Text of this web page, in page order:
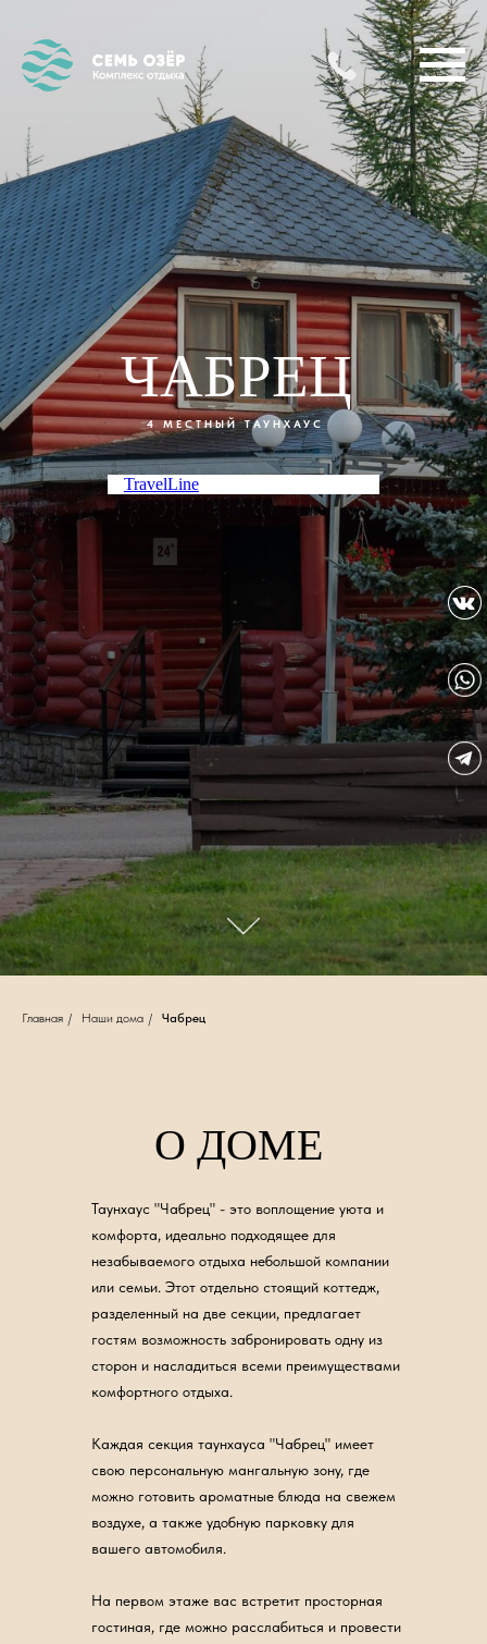
ЧАБРЕЦ
4 МЕСТНЫЙ ТАУНХАУС
TravelLine
Главная / Наши дома / Чабрец
О ДОМЕ
Таунхаус "Чабрец" - это воплощение уюта и
комфорта, идеально подходящее для
незабываемого отдыха небольшой компании
или семьи. Этот отдельно стоящий коттедж,
разделенный на две секции, предлагает
гостям возможность забронировать одну из
сторон и насладиться всеми преимуществами
комфортного отдыха.
Каждая секция таунхауса "Чабрец" имеет
свою персональную мангальную зону, где
можно готовить ароматные блюда на свежем
воздухе, а также удобную парковку для
вашего автомобиля.
На первом этаже вас встретит просторная
гостиная, где можно расслабиться и провести